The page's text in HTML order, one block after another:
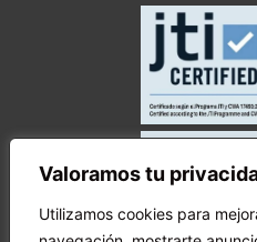
Valoramos tu
Utilizamos cookies para